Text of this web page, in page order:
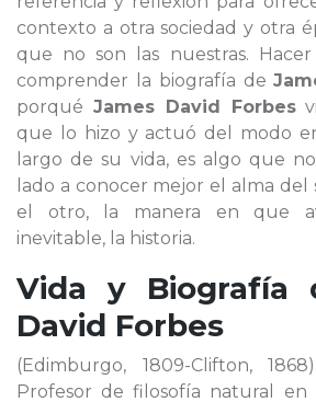
contexto a otra sociedad y otra
que no son las nuestras.
comprender la biografía de
porqué James David Forbes
que lo hizo y actuó del modo
largo de su vida, es algo que
lado a conocer mejor el alma
el otro, la manera en que
inevitable, la historia.
Vida y Biografía
David Forbes
(Edimburgo, 1809-Clifton,
Profesor de filosofía natural en